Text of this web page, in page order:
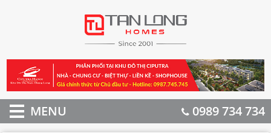
MENU 0989 734 734